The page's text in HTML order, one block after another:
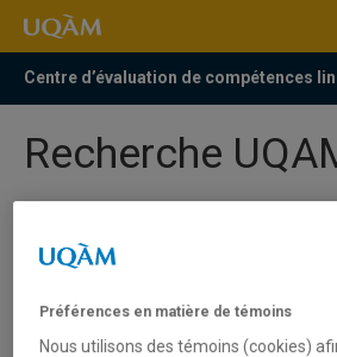
Centre d’évaluation de compétences
Recherche
Préférences en matière de témoins
Nous utilisons des témoins (cookies)